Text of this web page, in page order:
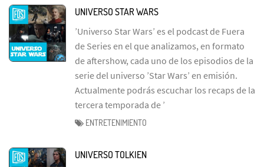
UNIVERSO STAR WARS
’Universo Star Wars’ es el podcast de Fuera
de Series en el que analizamos, en formato
de aftershow, cada uno de los episodios de la
serie del universo ’Star Wars’ en emisión.
Actualmente podrás escuchar los recaps de la
tercera temporada de ’
ENTRETENIMIENTO
UNIVERSO TOLKIEN